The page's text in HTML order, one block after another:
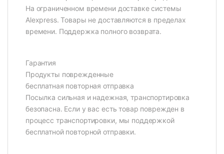
На ограниченном времени доставке системы
Alexpress. Товары не доставляются в пределах
времени. Поддержка полного возврата.
Гарантия
Продукты поврежденные
бесплатная повторная отправка
Посылка сильная и надежная, транспортировка
безопасна. Если у вас есть товар поврежден в
процесс транспортировки, мы поддержкой
бесплатной повторной отправки.